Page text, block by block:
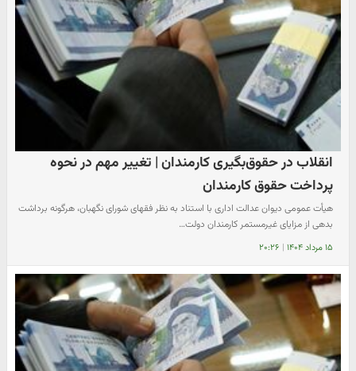
انقلاب در حقوق‌بگیری کارمندان | تغییر مهم در نحوه
پرداخت‌ حقوق کارمندان
هیأت عمومی دیوان عدالت اداری با استناد به نظر فقهای شورای نگهبان، هرگونه برداشت
بدهی از مزایای غیرمستمر کارمندان دولت…
۱۵ مرداد ۱۴۰۴ | ۲۰:۲۶